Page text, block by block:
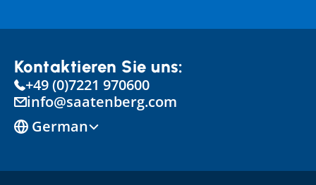
Kontaktieren Sie uns:
+49 (0)7221 970600
info@saatenberg.com
German